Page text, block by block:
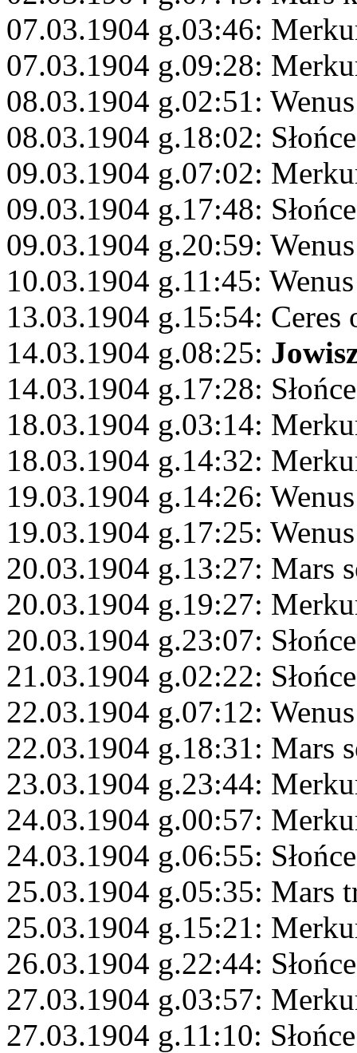
07.03.1904 g.03:46:
07.03.1904 g.09:28:
08.03.1904 g.02:51:
08.03.1904 g.18:02:
09.03.1904 g.07:02:
09.03.1904 g.17:48:
09.03.1904 g.20:59:
10.03.1904 g.11:45:
13.03.1904 g.15:54: Ceres
14.03.1904 g.08:25:
14.03.1904 g.17:28:
18.03.1904 g.03:14:
18.03.1904 g.14:32:
19.03.1904 g.14:26:
19.03.1904 g.17:25:
20.03.1904 g.13:27: Mars
20.03.1904 g.19:27:
20.03.1904 g.23:07:
21.03.1904 g.02:22:
22.03.1904 g.07:12:
22.03.1904 g.18:31: Mars
23.03.1904 g.23:44:
24.03.1904 g.00:57:
24.03.1904 g.06:55:
25.03.1904 g.05:35: Mars
25.03.1904 g.15:21:
26.03.1904 g.22:44:
27.03.1904 g.03:57:
27.03.1904 g.11:10: